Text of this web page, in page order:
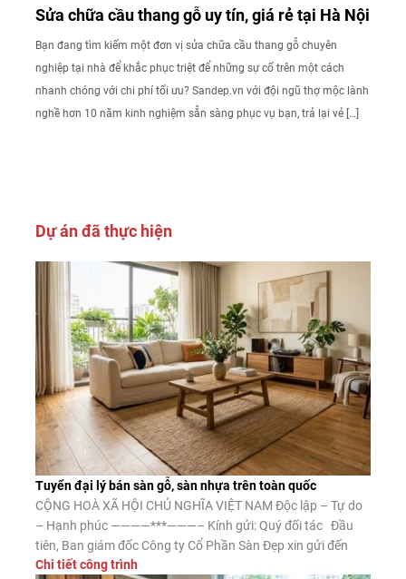
Sửa chữa cầu thang gỗ uy tín, giá rẻ tại Hà Nội
Bạn đang tìm kiếm một đơn vị sửa chữa cầu thang gỗ chuyên
nghiệp tại nhà để khắc phục triệt để những sự cố trên một cách
nhanh chóng với chi phí tối ưu? Sandep.vn với đội ngũ thợ mộc lành
nghề hơn 10 năm kinh nghiệm sẵn sàng phục vụ bạn, trả lại vẻ […]
Dự án đã thực hiện
Tuyển đại lý bán sàn gỗ, sàn nhựa trên toàn quốc
CỘNG HOÀ XÃ HỘI CHỦ NGHĨA VIỆT NAM Độc lập – Tự do
– Hạnh phúc ————***———– Kính gửi: Quý đối tác Đầu
tiên, Ban giám đốc Công ty Cổ Phần Sàn Đẹp xin gửi đến
Quý đối tác lời chào trân trọng, lời chúc may mắn và thành
Chi tiết công trình